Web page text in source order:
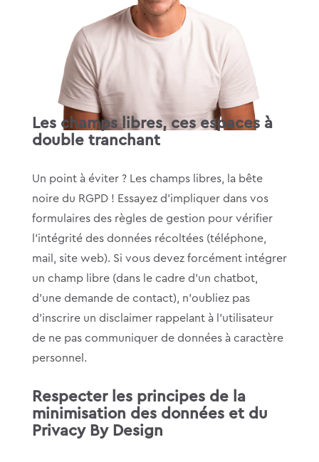
Les champs libres, ces espaces à
double tranchant
Un point à éviter ? Les champs libres, la bête
noire du RGPD ! Essayez d’impliquer dans vos
formulaires des règles de gestion pour vérifier
l’intégrité des données récoltées (téléphone,
mail, site web). Si vous devez forcément intégrer
un champ libre (dans le cadre d’un chatbot,
d’une demande de contact), n’oubliez pas
d’inscrire un disclaimer rappelant à l’utilisateur
de ne pas communiquer de données à caractère
personnel.
Respecter les principes de la
minimisation des données et du
Privacy By Design